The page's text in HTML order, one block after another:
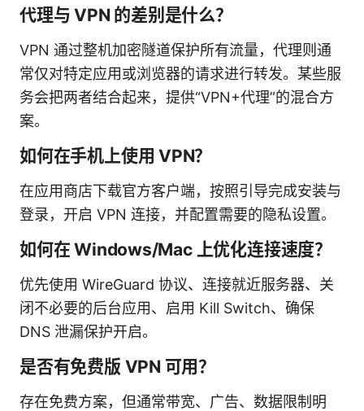
代理与 VPN 的差别是什么？
VPN 通过整机加密隧道保护所有流量，代理则通
常仅对特定应用或浏览器的请求进行转发。某些服
务会把两者结合起来，提供“VPN+代理”的混合方
案。
如何在手机上使用 VPN？
在应用商店下载官方客户端，按照引导完成安装与
登录，开启 VPN 连接，并配置需要的隐私设置。
如何在 Windows/Mac 上优化连接速度？
优先使用 WireGuard 协议、连接就近服务器、关
闭不必要的后台应用、启用 Kill Switch、确保
DNS 泄漏保护开启。
是否有免费版 VPN 可用？
存在免费方案，但通常带宽、广告、数据限制明